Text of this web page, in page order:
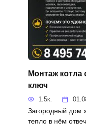
Монтаж котла
ключ
1.5к.
Загородный дом
тепло в нём